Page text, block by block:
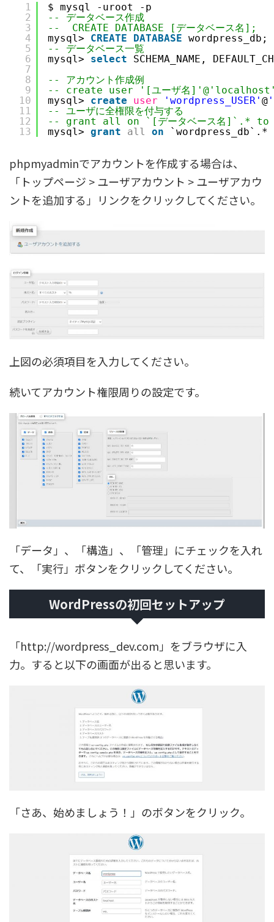
1
2
3
4
5
6
7
8
9
10
11
12
13
$ mysql -uroot -p
-- データベース作成
--  CREATE DATABASE [データベース名];
mysql> CREATE DATABASE wordpress_db;
-- データベース一覧
mysql> select
SCHEMA_NAME,
-- アカウント作成例
-- create user '[ユーザ名
mysql> create user 'wordpress_USER' @
-- ユーザに全権限を付与する
-- grant all on `[データベース名]`.*
mysql> grant all on `wordpress_db`.*
phpmyadminでアカウントを作成する場合は、
「トップページ > ユーザアカウント > ユーザアカウ
ントを追加する」リンクをクリックしてください。
上図の必須項目を入力してください。
続いてアカウント権限周りの設定です。
「データ」、「構造」、「管理」にチェックを入れ
て、「実行」ボタンをクリックしてください。
WordPressの初回セットアップ
「http://wordpress_dev.com」をブラウザに入
力。すると以下の画面が出ると思います。
「さあ、始めましょう！」のボタンをクリック。